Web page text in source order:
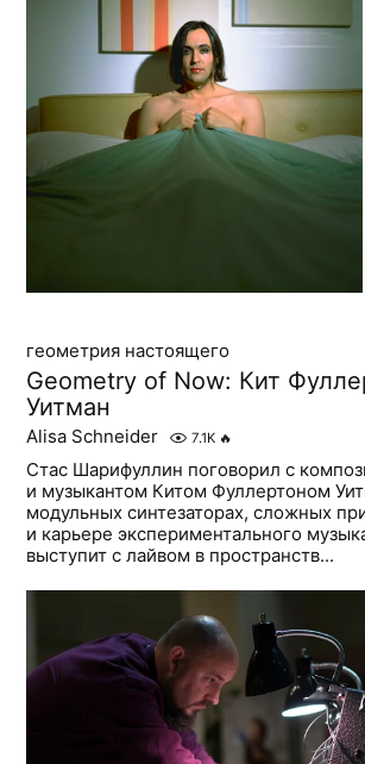
геометрия настоящего
Geometry of Now: Кит
Уитман
Alisa Schneider 7.1K 🔥
Стас Шарифуллин поговорил с
и музыкантом Китом Фуллертоном
модульных синтезаторах, сложных
и карьере экспериментального
выступит с лайвом в пространств...